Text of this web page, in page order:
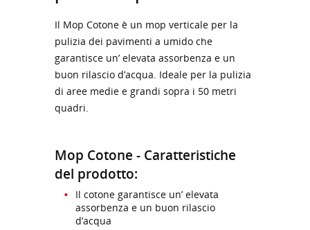
Il Mop Cotone è un mop verticale per la
pulizia dei pavimenti a umido che
garantisce un’ elevata assorbenza e un
buon rilascio d’acqua. Ideale per la pulizia
di aree medie e grandi sopra i 50 metri
quadri.
Mop Cotone - Caratteristiche
del prodotto:
Il cotone garantisce un’ elevata
assorbenza e un buon rilascio
d’acqua